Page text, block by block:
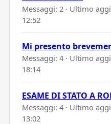
Messaggi: 2 · Ultimo
12:52
Mi presento
Messaggi: 4 · Ultimo
18:14
ESAME DI STATO A
Messaggi: 4 · Ultimo
13:02